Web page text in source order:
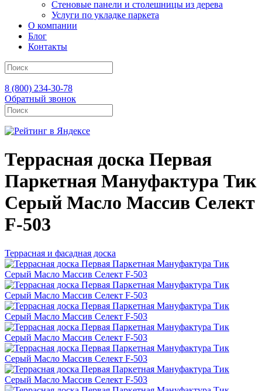
Стеновые панели и столешницы из дерева
Услуги по укладке паркета
О компании
Блог
Контакты
8 (800) 234-30-78
Обратный звонок
Террасная доска Первая
Паркетная Мануфактура Тик
Серый Масло Массив Селект
F-503
Террасная и фасадная доска